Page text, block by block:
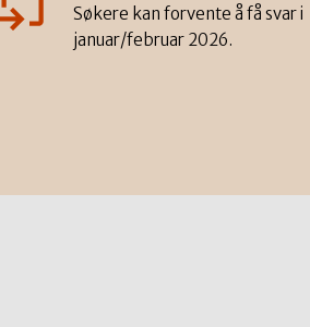
Søkere kan forvente å få svar i
januar/februar 2026.